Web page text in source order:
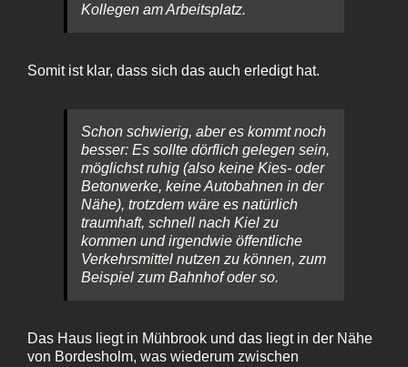
Kollegen am Arbeitsplatz.
Somit ist klar, dass sich das auch erledigt hat.
Schon schwierig, aber es kommt noch
besser: Es sollte dörflich gelegen sein,
möglichst ruhig (also keine Kies- oder
Betonwerke, keine Autobahnen in der
Nähe), trotzdem wäre es natürlich
traumhaft, schnell nach Kiel zu
kommen und irgendwie öffentliche
Verkehrsmittel nutzen zu können, zum
Beispiel zum Bahnhof oder so.
Das Haus liegt in Mühbrook und das liegt in der Nähe
von Bordesholm, was wiederum zwischen